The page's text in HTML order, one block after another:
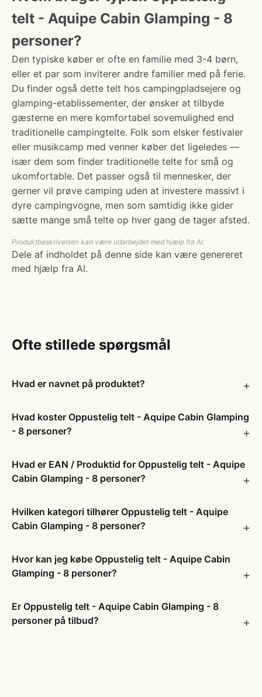
telt - Aquipe Cabin Glamping - 8
personer?
Den typiske køber er ofte en familie med 3-4 børn,
eller et par som inviterer andre familier med på ferie.
Du finder også dette telt hos campingpladsejere og
glamping-etablissementer, der ønsker at tilbyde
gæsterne en mere komfortabel sovemulighed end
traditionelle campingtelte. Folk som elsker festivaler
eller musikcamp med venner køber det ligeledes —
især dem som finder traditionelle telte for små og
ukomfortable. Det passer også til mennesker, der
gerner vil prøve camping uden at investere massivt i
dyre campingvogne, men som samtidig ikke gider
sætte mange små telte op hver gang de tager afsted.
Produktbeskrivelsen kan være udarbejdet med hjælp fra AI.
Dele af indholdet på denne side kan være genereret
med hjælp fra AI.
Ofte stillede spørgsmål
Hvad er navnet på produktet?
Hvad koster Oppustelig telt - Aquipe Cabin Glamping
- 8 personer?
Hvad er EAN / Produktid for Oppustelig telt - Aquipe
Cabin Glamping - 8 personer?
Hvilken kategori tilhører Oppustelig telt - Aquipe
Cabin Glamping - 8 personer?
Hvor kan jeg købe Oppustelig telt - Aquipe Cabin
Glamping - 8 personer?
Er Oppustelig telt - Aquipe Cabin Glamping - 8
personer på tilbud?